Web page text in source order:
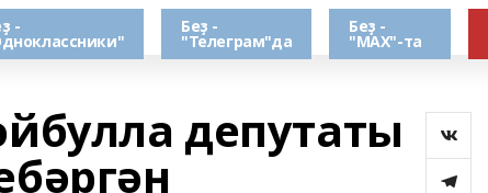
- Беҙ -
"Телеграм"да
Беҙ -
"МАХ"-та
депутаты